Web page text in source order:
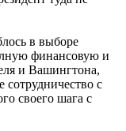
в выборе
финансовую и
и Вашингтона,
сотрудничество с
своего шага с